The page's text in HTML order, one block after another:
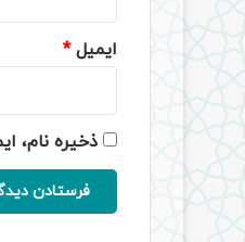
ایمیل*
ذخیره نام،